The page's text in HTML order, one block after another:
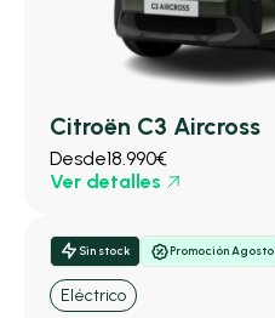
Citroën C3 Aircross
Desde18.990€
Ver detalles
Sin stock Promoción Agosto
Eléctrico